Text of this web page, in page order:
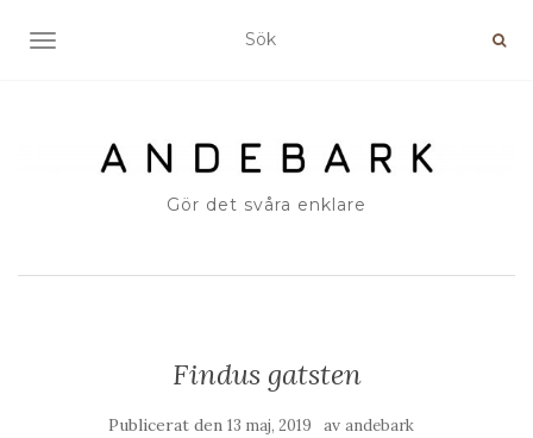
SLÅ PÅ/AV NAVIGERING
Gör det svåra enklare
Findus gatsten
Publicerat den 13 maj, 2019 av andebark